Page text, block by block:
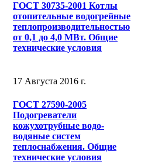
ГОСТ 30735-2001 Котлы
отопительные водогрейные
теплопроизводительностью
от 0,1 до 4,0 МВт. Общие
технические условия
17 Августа 2016 г.
ГОСТ 27590-2005
Подогреватели
кожухотрубные водо-
водяные систем
теплоснабжения. Общие
технические условия